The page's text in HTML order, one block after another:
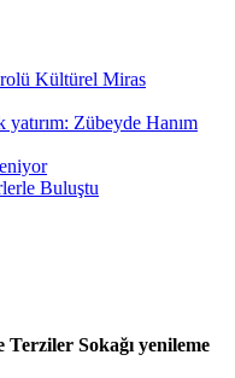
rolü Kültürel Miras
Zübeyde Hanım
Buluştu
Terziler Sokağı yenileme